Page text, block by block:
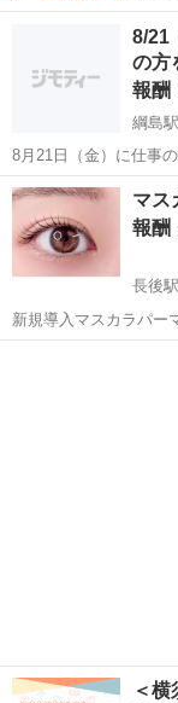
8/21
の方
報酬
綱島駅
8月21日（金）に仕事
してくださる女性の方を探しています
分で用意しております。 以前、動画を見ながら自分で着付けを
ともあるのですが、な
神奈川 横浜市
マス
報酬
長後駅
新規導入マスカラパー
いたします。
＜